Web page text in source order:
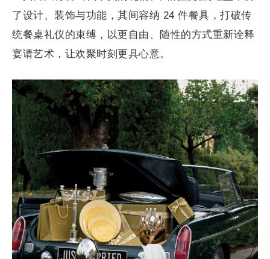
了设计、装饰与功能，其间容纳 24 件餐具，打破传
统餐桌礼仪的束缚，以更自由、随性的方式重新诠释
宴请艺术，让欢聚时刻更具心意。